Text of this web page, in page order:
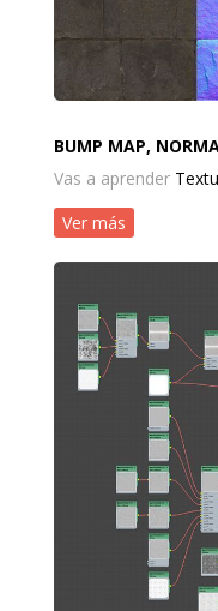
BUMP MAP,
Vas a aprender
Ver más